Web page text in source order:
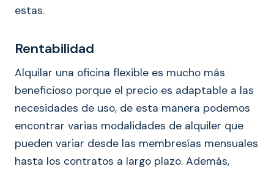
estas.
Rentabilidad
Alquilar una oficina flexible es mucho más
beneficioso porque el precio es adaptable a las
necesidades de uso, de esta manera podemos
encontrar varias modalidades de alquiler que
pueden variar desde las membresías mensuales
hasta los contratos a largo plazo. Además,